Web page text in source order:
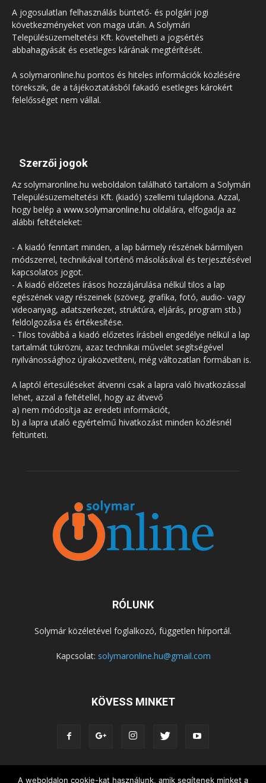
A jogosulatlan felhasználás büntető- és polgári jogi
következményeket von maga után. A Solymári
Településüzemeltetési Kft. követelheti a jogsértés
abbahagyását és esetleges kárának megtérítését.
A solymaronline.hu pontos és hiteles információk közlésére
törekszik, de a tájékoztatásból fakadó esetleges károkért
felelősséget nem vállal.
Szerzői jogok
Az solymaronline.hu weboldalon található tartalom a Solymári
Településüzemeltetési Kft. (kiadó) szellemi tulajdona. Azzal,
hogy belép a www.solymaronline.hu oldalára, elfogadja az
alábbi feltételeket:
- A kiadó fenntart minden, a lap bármely részének bármilyen
módszerrel, technikával történő másolásával és terjesztésével
kapcsolatos jogot.
- A kiadó előzetes írásos hozzájárulása nélkül tilos a lap
egészének vagy részeinek (szöveg, grafika, fotó, audio- vagy
videoanyag, adatszerkezet, struktúra, eljárás, program stb.)
feldolgozása és értékesítése.
- Tilos továbbá a kiadó előzetes írásbeli engedélye nélkül a lap
tartalmát tükrözni, azaz technikai művelet segítségével
nyilvánossághoz újraközvetíteni, még változatlan formában is.
A laptól értesüléseket átvenni csak a lapra való hivatkozással
lehet, azzal a feltétellel, hogy az átvevő
a) nem módosítja az eredeti információt,
b) a lapra utaló egyértelmű hivatkozást minden közlésnél
feltünteti.
RÓLUNK
Solymár közéletével foglalkozó, független hírportál.
Kapcsolat: solymaronline.hu@gmail.com
KÖVESS MINKET
KÖZÉLET KÖZÖSSÉGEK SZABADIDŐ
A weboldalon cookie-kat használunk, amik segítenek minket a